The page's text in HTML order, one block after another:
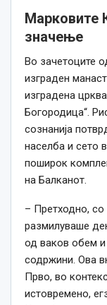
Марковите
значење
Во зачетоците
изграден
изградена
Богородица“.
сознанија
населба и сето
поширок
на Балканот.
– Претходно, со
размилуваше
од ваков обем и
содржини. Ова
Прво, во
истовремено,